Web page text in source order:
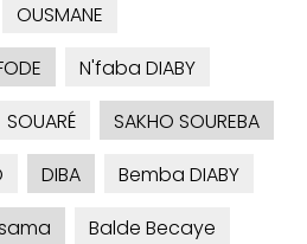
OUSMANE
N'faba DIABY
SOUARÉ
SAKHO SOUREBA
DIBA
Bemba DIABY
Balde Becaye